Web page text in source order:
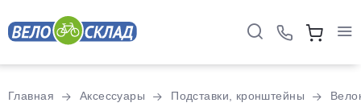
Главная Аксессуары Подставки, кронштейны